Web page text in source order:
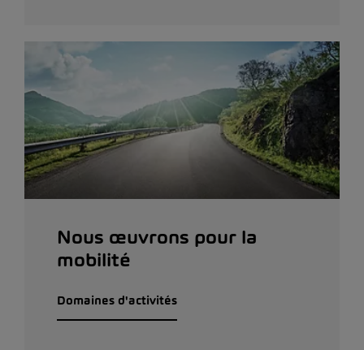
Nous œuvrons pour la
mobilité
Domaines d'activités